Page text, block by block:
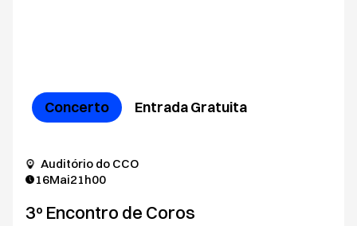
Concerto Entrada Gratuita
Auditório do CCO
16Mai21h00
3º Encontro de Coros